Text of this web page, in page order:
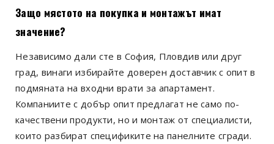
Защо мястото на покупка и монтажът имат
значение?
Независимо дали сте в София, Пловдив или друг
град, винаги избирайте доверен доставчик с опит в
подмяната на входни врати за апартамент.
Компаниите с добър опит предлагат не само по-
качествени продукти, но и монтаж от специалисти,
които разбират спецификите на панелните сгради.